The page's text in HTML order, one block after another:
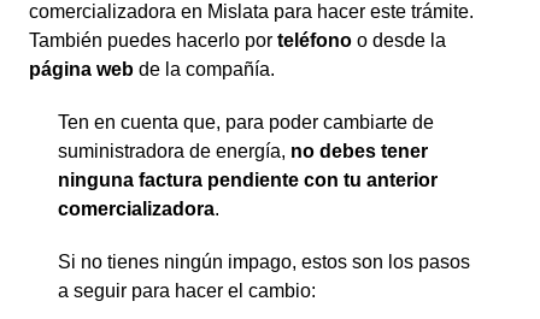
comercializadora en Mislata para hacer este trámite.
También puedes hacerlo por teléfono o desde la
página web de la compañía.
Ten en cuenta que, para poder cambiarte de
suministradora de energía, no debes tener
ninguna factura pendiente con tu anterior
comercializadora.
Si no tienes ningún impago, estos son los pasos
a seguir para hacer el cambio: